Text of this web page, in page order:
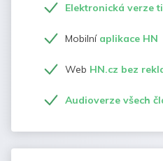
Elektronická verze
Mobilní aplikace HN
Web HN.cz bez
Audioverze všech